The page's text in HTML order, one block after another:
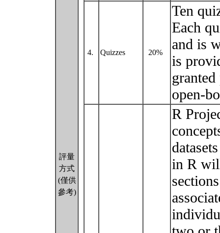
評量
方式
(僅供
參考)
4. Quizzes 20%
Ten
Each
and is
is
open-
R
in R